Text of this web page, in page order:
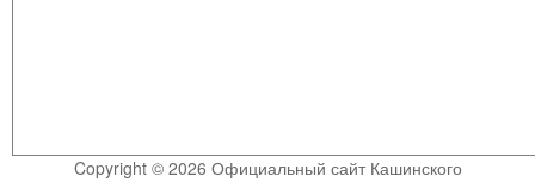
Copyright © 2026 Официальный сайт Кашинского